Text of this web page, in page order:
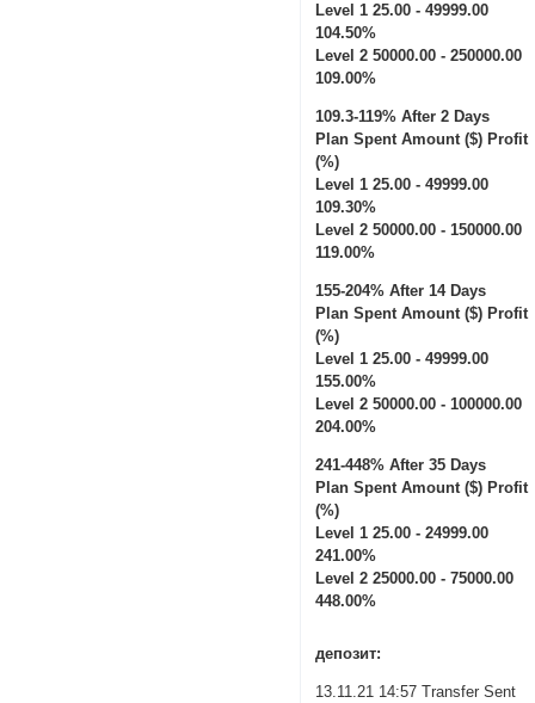
Level 1 25.00 - 49999.00
104.50%
Level 2 50000.00 - 250000.00
109.00%
109.3-119% After 2 Days
Plan Spent Amount ($) Profit
(%)
Level 1 25.00 - 49999.00
109.30%
Level 2 50000.00 - 150000.00
119.00%
155-204% After 14 Days
Plan Spent Amount ($) Profit
(%)
Level 1 25.00 - 49999.00
155.00%
Level 2 50000.00 - 100000.00
204.00%
241-448% After 35 Days
Plan Spent Amount ($) Profit
(%)
Level 1 25.00 - 24999.00
241.00%
Level 2 25000.00 - 75000.00
448.00%
депозит:
13.11.21 14:57 Transfer Sent